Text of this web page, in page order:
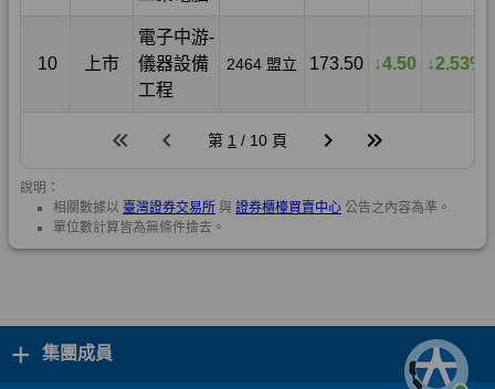
+ 集團成員